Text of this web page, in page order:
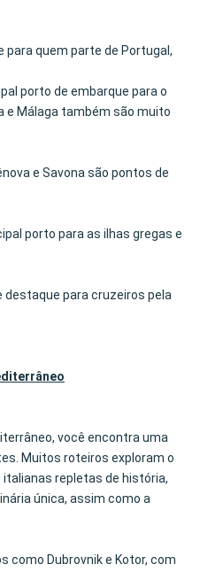
para quem parte de Portugal,
porto de embarque para o
e Málaga também são muito
e Savona são pontos de
porto para as ilhas gregas e
destaque para cruzeiros pela
você encontra uma
Muitos roteiros exploram o
repletas de história,
única, assim como a
como Dubrovnik e Kotor, com